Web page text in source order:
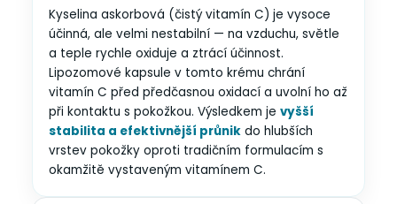
Kyselina askorbová (čistý vitamín C) je vysoce
účinná, ale velmi nestabilní — na vzduchu, světle
a teple rychle oxiduje a ztrácí účinnost.
Lipozomové kapsule v tomto krému chrání
vitamín C před předčasnou oxidací a uvolní ho až
při kontaktu s pokožkou. Výsledkem je vyšší
stabilita a efektivnější průnik do hlubších
vrstev pokožky oproti tradičním formulacím s
okamžitě vystaveným vitamínem C.